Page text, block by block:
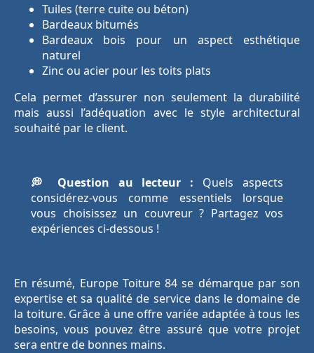
Tuiles (terre cuite ou béton)
Bardeaux bitumés
Bardeaux bois pour un aspect esthétique
naturel
Zinc ou acier pour les toits plats
Cela permet d’assurer non seulement la durabilité
mais aussi l’adéquation avec le style architectural
souhaité par le client.
💭 Question au lecteur : Quels aspects
considérez-vous comme essentiels lorsque
vous choisissez un couvreur ? Partagez vos
expériences ci-dessous !
En résumé, Europe Toiture 84 se démarque par son
expertise et sa qualité de service dans le domaine de
la toiture. Grâce à une offre variée adaptée à tous les
besoins, vous pouvez être assuré que votre projet
sera entre de bonnes mains.